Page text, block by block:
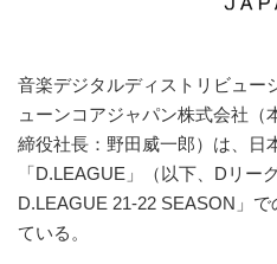
音楽デジタルディストリビュー
ューンコアジャパン株式会社（
締役社長：野田威一郎）は、日
「D.LEAGUE」（以下、Dリー
D.LEAGUE 21-22 SEASON」
ている。